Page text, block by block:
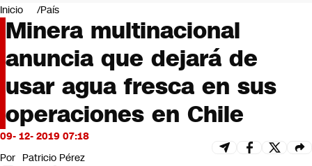
Negocios
Deportes
Programas completos
Cultura
Servicios
Bits
CNN tiempo
Futuro 360
Inicio País
Minera multinacional
anuncia que dejará de
usar agua fresca en sus
operaciones en Chile
09- 12- 2019 07:18
Por Patricio Pérez